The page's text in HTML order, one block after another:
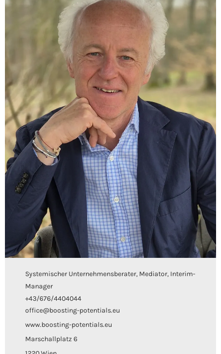
Systemischer Unternehmensberater, Mediator, Interim-
Manager
+43/676/4404044
office@boosting-potentials.eu
www.boosting-potentials.eu
Marschallplatz 6